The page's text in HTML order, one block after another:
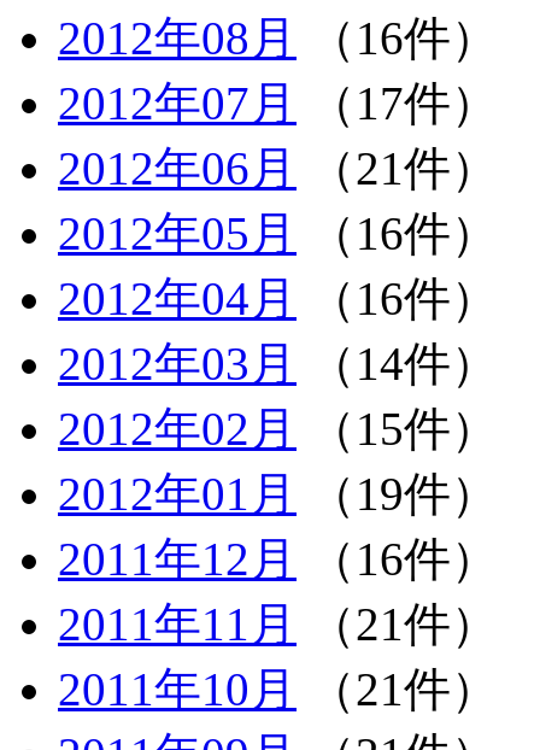
2012年08月
（16件）
2012年07月
（17件）
2012年06月
（21件）
2012年05月
（16件）
2012年04月
（16件）
2012年03月
（14件）
2012年02月
（15件）
2012年01月
（19件）
2011年12月
（16件）
2011年11月
（21件）
2011年10月
（21件）